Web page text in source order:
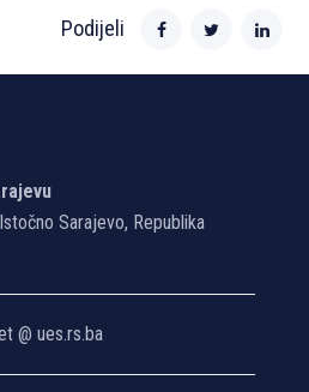
Podijeli
Sarajevo, Republika
@ ues.rs.ba